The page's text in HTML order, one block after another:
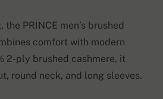
PRINCE men’s brushed
comfort with modern
2-ply brushed cashmere, it
round neck, and long sleeves.